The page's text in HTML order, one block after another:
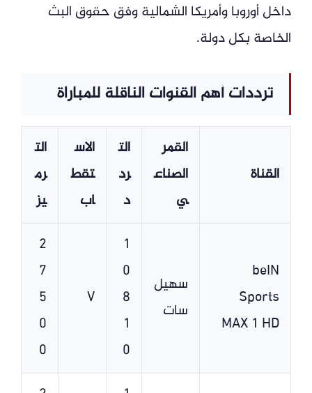
داخل أوروبا وأمريكا الشمالية وفق حقوق البث
الخاصة بكل دولة.
ترددات أهم القنوات الناقلة للمباراة
القناة
القمر
الصناع
ي
الت
رد
د
الاس
تقط
اب
الت
رم
يز
beIN
Sports
MAX 1 HD
سهيل
سات
1
0
8
1
0
V
2
7
5
0
0